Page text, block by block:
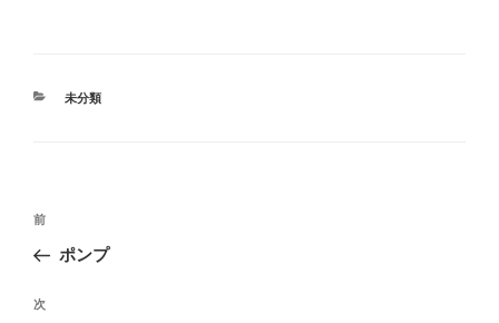
カ
未分類
投
ナ
ビ
前
の
稿
前
ポンプ
次
次